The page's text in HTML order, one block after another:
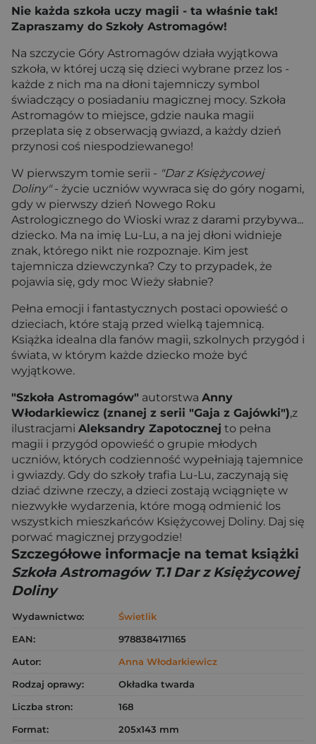
Nie każda szkoła uczy magii - ta właśnie tak!
Zapraszamy do Szkoły Astromagów!
Na szczycie Góry Astromagów działa wyjątkowa
szkoła, w której uczą się dzieci wybrane przez los -
każde z nich ma na dłoni tajemniczy symbol
świadczący o posiadaniu magicznej mocy. Szkoła
Astromagów to miejsce, gdzie nauka magii
przeplata się z obserwacją gwiazd, a każdy dzień
przynosi coś niespodziewanego!
W pierwszym tomie serii - "Dar z Księżycowej
Doliny"- życie uczniów wywraca się do góry nogami,
gdy w pierwszy dzień Nowego Roku
Astrologicznego do Wioski wraz z darami przybywa...
dziecko. Ma na imię Lu-Lu, a na jej dłoni widnieje
znak, którego nikt nie rozpoznaje. Kim jest
tajemnicza dziewczynka? Czy to przypadek, że
pojawia się, gdy moc Wieży słabnie?
Pełna emocji i fantastycznych postaci opowieść o
dzieciach, które stają przed wielką tajemnicą.
Książka idealna dla fanów magii, szkolnych przygód i
świata, w którym każde dziecko może być
wyjątkowe.
"Szkoła Astromagów" autorstwa Anny
Włodarkiewicz (znanej z serii "Gaja z Gajówki"),z
ilustracjami Aleksandry Zapotocznej to pełna
magii i przygód opowieść o grupie młodych
uczniów, których codzienność wypełniają tajemnice
i gwiazdy. Gdy do szkoły trafia Lu-Lu, zaczynają się
dziać dziwne rzeczy, a dzieci zostają wciągnięte w
niezwykłe wydarzenia, które mogą odmienić los
wszystkich mieszkańców Księżycowej Doliny. Daj się
porwać magicznej przygodzie!
Szczegółowe informacje na temat książki
Szkoła Astromagów T.1 Dar z Księżycowej
Doliny
Wydawnictwo:
Świetlik
EAN:
9788384171165
Autor:
Anna Włodarkiewicz
Rodzaj oprawy:
Okładka twarda
Liczba stron:
168
Format:
205x143 mm